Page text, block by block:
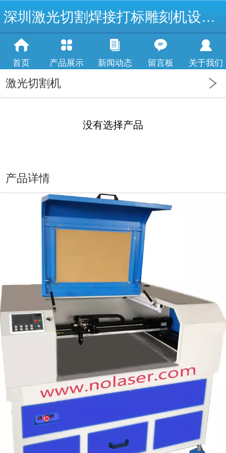
深圳激光切割焊接打标雕刻机设备厂
首页 产品展示 新闻动态 留言板 关于我们
激光切割机
没有选择产品
产品详情